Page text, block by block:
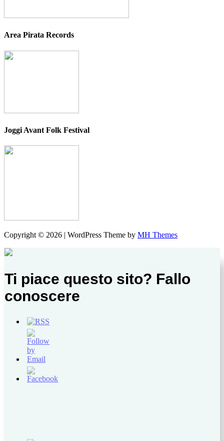
Area Pirata Records
Joggi Avant Folk Festival
Copyright © 2026 | WordPress Theme by MH Themes
Ti piace questo sito? Fallo
conoscere